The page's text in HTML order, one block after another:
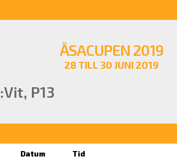
ÅSACUPEN 2019
28 TILL 30 JUNI 2019
P13
Datum Tid